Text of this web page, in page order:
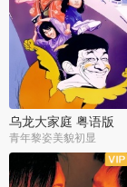
乌龙大家庭 粤语版
青年黎姿美貌初显